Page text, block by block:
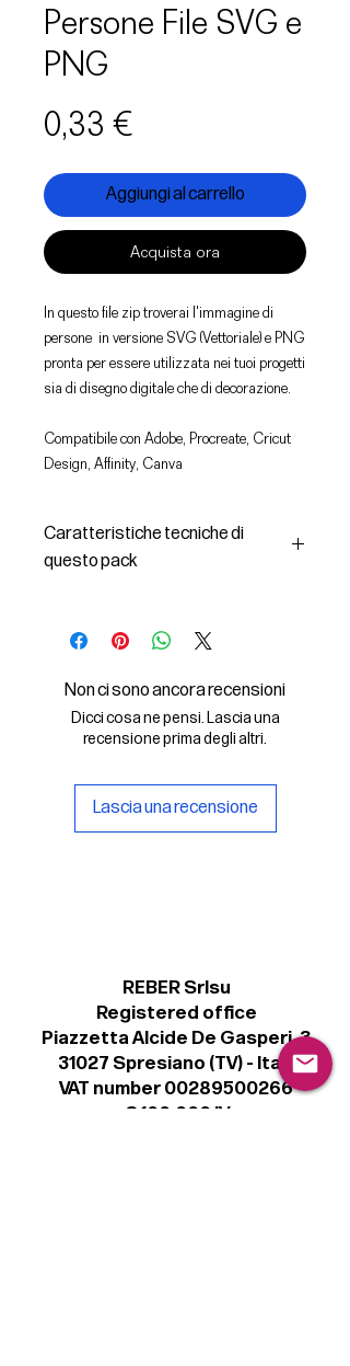
Persone File SVG e
PNG
0,33 €
Aggiungi al carrello
Acquista ora
In questo file zip troverai l'immagine di
persone in versione SVG (Vettoriale) e PNG
pronta per essere utilizzata nei tuoi progetti
sia di disegno digitale che di decorazione.
Compatibile con Adobe, Procreate, Cricut
Design, Affinity, Canva
Caratteristiche tecniche di
questo pack
- le immagini descritte in formato
- la licenza d'uso delle grafiche
Il File SVG è compatibile con Adobe,
Cricut Design, Cricut
Procreate e Affinity
Non ci sono ancora recensioni
Dicci cosa ne pensi. Lascia una
recensione prima degli altri.
Lascia una recensione
REBER Srlsu
Registered office
Piazzetta Alcide De Gasperi, 3
31027 Spresiano (TV) - Italy
VAT number 00289500266
€ 100.000 IV